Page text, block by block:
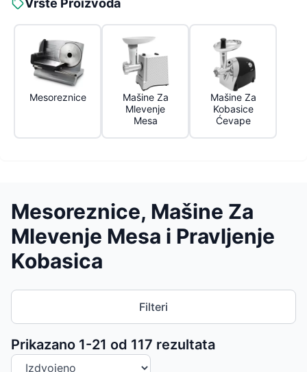
Vrste Proizvoda
Mesoreznice
Mašine Za
Mlevenje
Mesa
Mašine Za
Kobasice
Ćevape
Mesoreznice, Mašine Za
Mlevenje Mesa i Pravljenje
Kobasica
Filteri
Prikazano 1-21 od 117 rezultata
Sortiranje proizvoda